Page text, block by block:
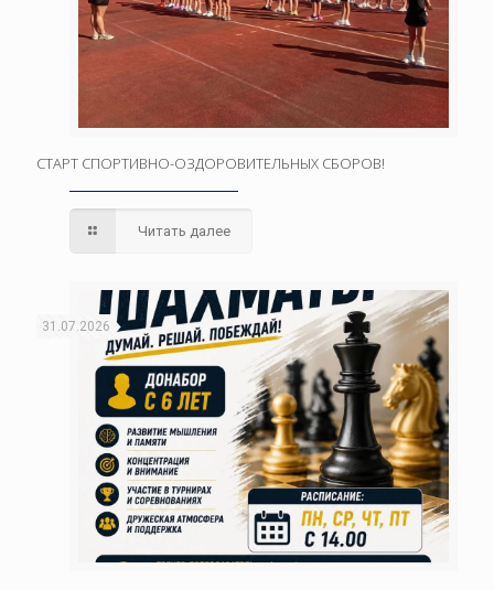
СТАРТ СПОРТИВНО-ОЗДОРОВИТЕЛЬНЫХ СБОРОВ!
Читать далее
31.07.2026